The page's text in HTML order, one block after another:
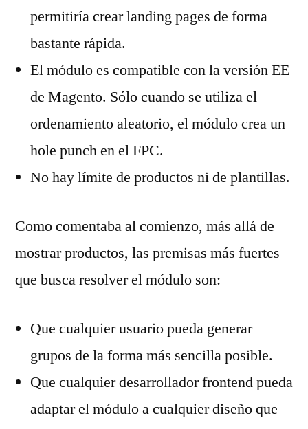
permitiría crear landing pages de forma
bastante rápida.
El módulo es compatible con la versión EE
de Magento. Sólo cuando se utiliza el
ordenamiento aleatorio, el módulo crea un
hole punch en el FPC.
No hay límite de productos ni de plantillas.
Como comentaba al comienzo, más allá de
mostrar productos, las premisas más fuertes
que busca resolver el módulo son:
Que cualquier usuario pueda generar
grupos de la forma más sencilla posible.
Que cualquier desarrollador frontend pueda
adaptar el módulo a cualquier diseño que